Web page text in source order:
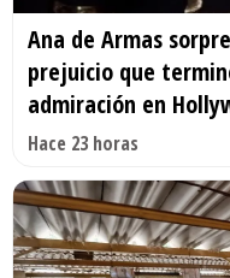
Ana de Armas
prejuicio que
admiración en
Hace 23 horas